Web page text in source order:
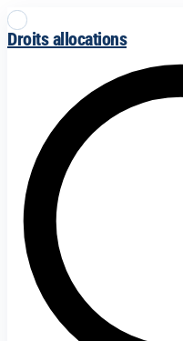
Droits allocations